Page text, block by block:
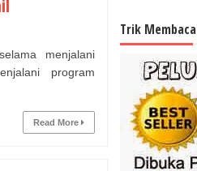
menjalani
program
Read More
Trik Membaca